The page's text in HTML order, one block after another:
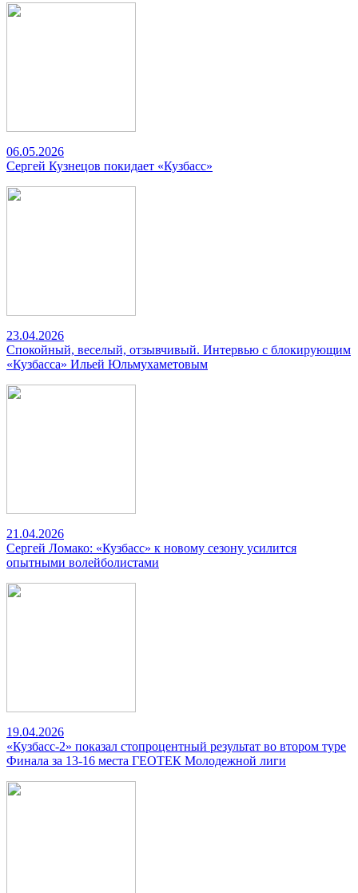
06.05.2026
Сергей Кузнецов покидает «Кузбасс»
23.04.2026
Спокойный, веселый, отзывчивый. Интервью с блокирующим
«Кузбасса» Ильей Юльмухаметовым
21.04.2026
Сергей Ломако: «Кузбасс» к новому сезону усилится
опытными волейболистами
19.04.2026
«Кузбасс-2» показал стопроцентный результат во втором туре
Финала за 13-16 места ГЕОТЕК Молодежной лиги